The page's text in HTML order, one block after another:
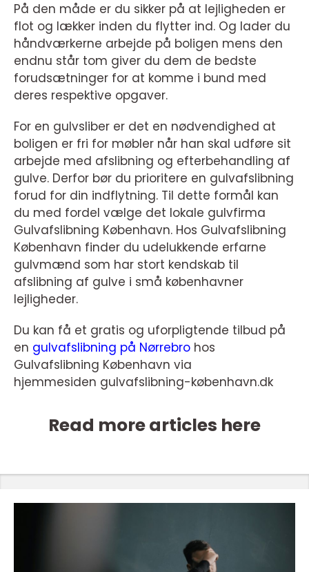
På den måde er du sikker på at lejligheden er
flot og lækker inden du flytter ind. Og lader du
håndværkerne arbejde på boligen mens den
endnu står tom giver du dem de bedste
forudsætninger for at komme i bund med
deres respektive opgaver.
For en gulvsliber er det en nødvendighed at
boligen er fri for møbler når han skal udføre sit
arbejde med afslibning og efterbehandling af
gulve. Derfor bør du prioritere en gulvafslibning
forud for din indflytning. Til dette formål kan
du med fordel vælge det lokale gulvfirma
Gulvafslibning København. Hos Gulvafslibning
København finder du udelukkende erfarne
gulvmænd som har stort kendskab til
afslibning af gulve i små københavner
lejligheder.
Du kan få et gratis og uforpligtende tilbud på
en gulvafslibning på Nørrebro hos
Gulvafslibning København via
hjemmesiden gulvafslibning-københavn.dk
Read more articles here